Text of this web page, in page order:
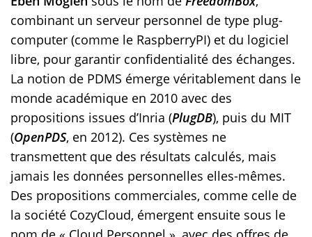
combinant un serveur personnel de type plug-
computer (comme le RaspberryPI) et du logiciel
libre, pour garantir confidentialité des échanges.
La notion de PDMS émerge véritablement dans le
monde académique en 2010 avec des
propositions issues d’Inria (PlugDB), puis du MIT
(OpenPDS, en 2012). Ces systèmes ne
transmettent que des résultats calculés, mais
jamais les données personnelles elles-mêmes.
Des propositions commerciales, comme celle de
la société CozyCloud, émergent ensuite sous le